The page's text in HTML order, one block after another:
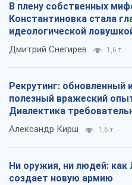
В плену собственных
Константиновка стала
идеологической
российских оккупантов
Дмитрий Снегирев 1,6 т.
Рекрутинг: обновленный
полезный вражеский
Диалектика
Александр Кирш 1,6 т.
Ни оружия, ни людей: как
создает новую армию